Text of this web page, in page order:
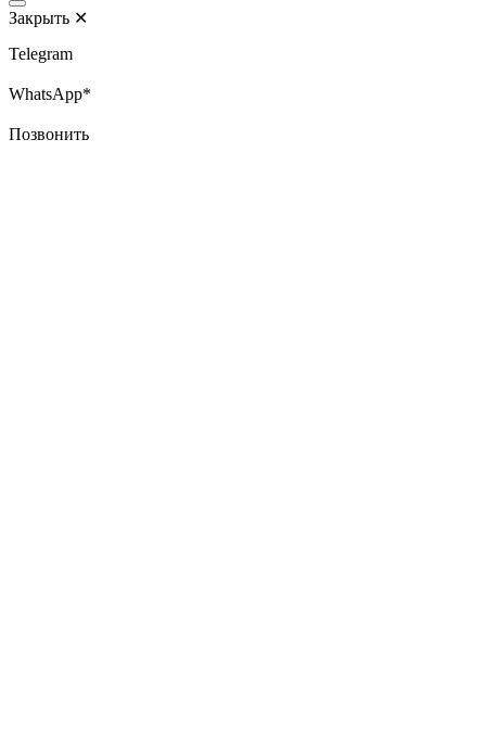
Закрыть ✕
Telegram
WhatsApp*
Позвонить